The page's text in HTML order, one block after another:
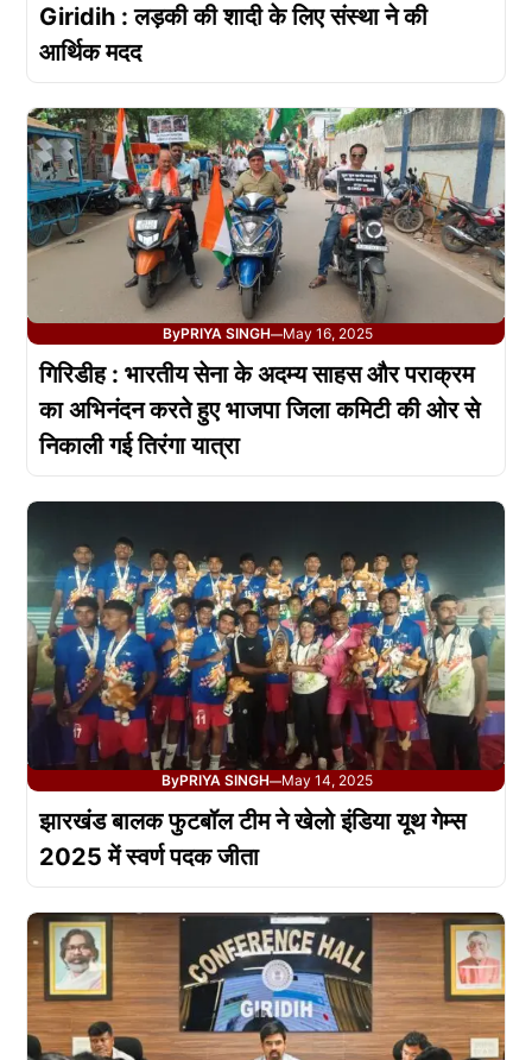
Giridih : लड़की की शादी के लिए संस्था ने की
आर्थिक मदद
ByPRIYA SINGH—May 16, 2025
गिरिडीह : भारतीय सेना के अदम्य साहस और पराक्रम
का अभिनंदन करते हुए भाजपा जिला कमिटी की ओर से
निकाली गई तिरंगा यात्रा
ByPRIYA SINGH—May 14, 2025
झारखंड बालक फुटबॉल टीम ने खेलो इंडिया यूथ गेम्स
2025 में स्वर्ण पदक जीता